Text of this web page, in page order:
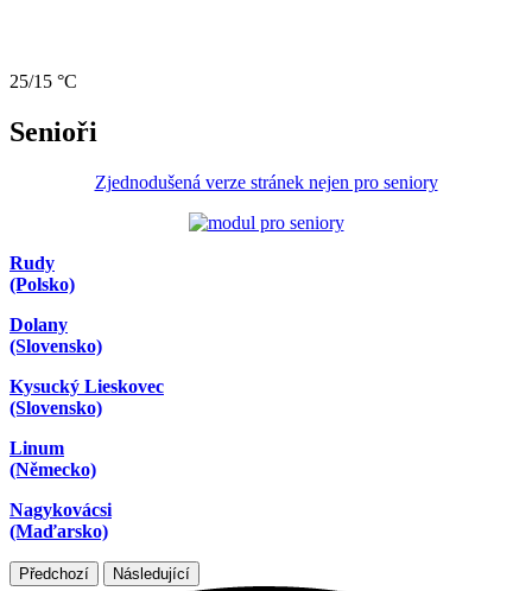
25/15 °C
Senioři
Zjednodušená verze stránek nejen pro seniory
Rudy
(Polsko)
Dolany
(Slovensko)
Kysucký Lieskovec
(Slovensko)
Linum
(Německo)
Nagykovácsi
(Maďarsko)
Předchozí Následující